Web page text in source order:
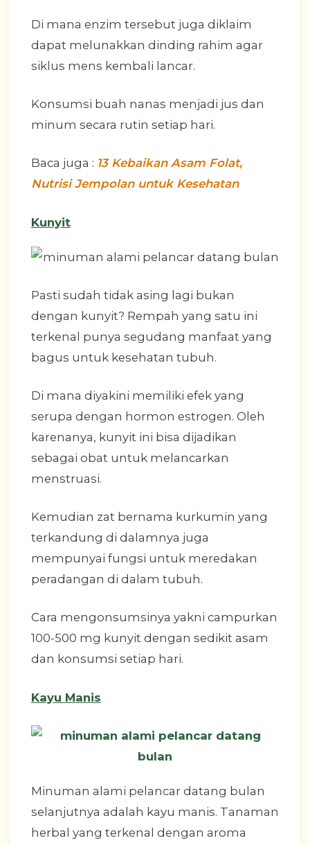
Di mana enzim tersebut juga diklaim
dapat melunakkan dinding rahim agar
siklus mens kembali lancar.
Konsumsi buah nanas menjadi jus dan
minum secara rutin setiap hari.
Baca juga : 13 Kebaikan Asam Folat,
Nutrisi Jempolan untuk Kesehatan
Kunyit
Pasti sudah tidak asing lagi bukan
dengan kunyit? Rempah yang satu ini
terkenal punya segudang manfaat yang
bagus untuk kesehatan tubuh.
Di mana diyakini memiliki efek yang
serupa dengan hormon estrogen. Oleh
karenanya, kunyit ini bisa dijadikan
sebagai obat untuk melancarkan
menstruasi.
Kemudian zat bernama kurkumin yang
terkandung di dalamnya juga
mempunyai fungsi untuk meredakan
peradangan di dalam tubuh.
Cara mengonsumsinya yakni campurkan
100-500 mg kunyit dengan sedikit asam
dan konsumsi setiap hari.
Kayu Manis
Minuman alami pelancar datang bulan
selanjutnya adalah kayu manis. Tanaman
herbal yang terkenal dengan aroma